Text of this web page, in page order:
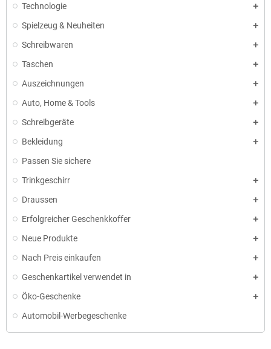
Technologie
Spielzeug & Neuheiten
Schreibwaren
Taschen
Auszeichnungen
Auto, Home & Tools
Schreibgeräte
Bekleidung
Passen Sie sichere
Trinkgeschirr
Draussen
Erfolgreicher Geschenkkoffer
Neue Produkte
Nach Preis einkaufen
Geschenkartikel verwendet in
Öko-Geschenke
Automobil-Werbegeschenke